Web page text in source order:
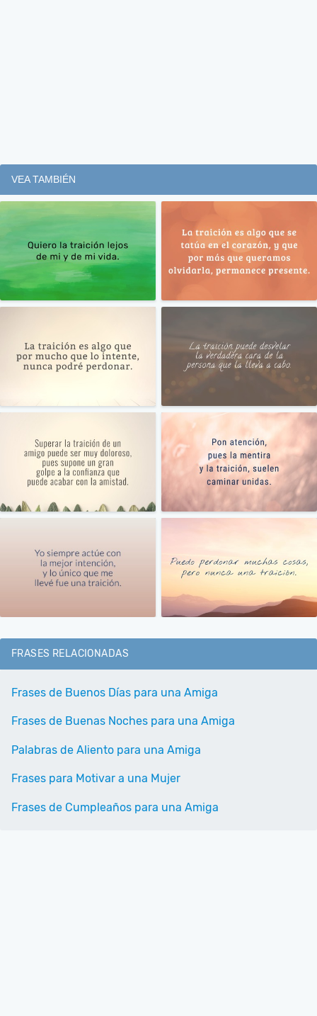
VEA TAMBIÉN
FRASES RELACIONADAS
Frases de Buenos Días para una Amiga
Frases de Buenas Noches para una Amiga
Palabras de Aliento para una Amiga
Frases para Motivar a una Mujer
Frases de Cumpleaños para una Amiga